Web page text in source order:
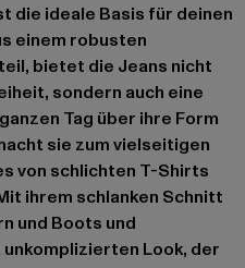
die ideale Basis für deinen
einem robusten
bietet die Jeans nicht
sondern auch eine
Tag über ihre Form
sie zum vielseitigen
von schlichten T-Shirts
ihrem schlanken Schnitt
und Boots und
Look, der